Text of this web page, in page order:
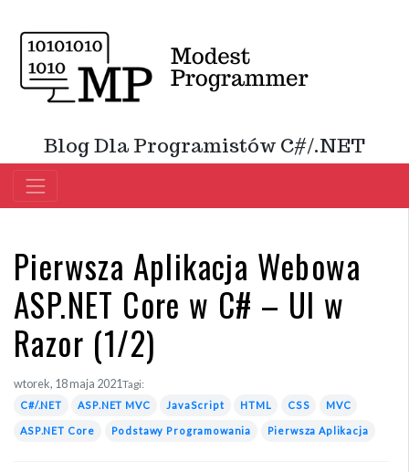
Blog Dla Programistów C#/.NET
Pierwsza Aplikacja Webowa
ASP.NET Core w C# – UI w
Razor (1/2)
wtorek, 18 maja 2021Tagi:
C#/.NET ASP.NET MVC JavaScript HTML CSS MVC
ASP.NET Core Podstawy Programowania Pierwsza Aplikacja